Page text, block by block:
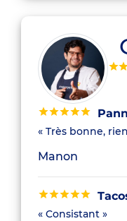
« Très bonne,
Manon
« Consistant »